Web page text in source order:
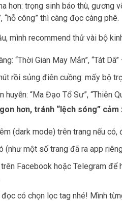
hơn: trọng sinh báo thù, gương
“hỗ công” thì càng đọc càng phê.
mình recommend thử vài bộ
“Thời Gian May Mắn”, “Tát
rồi sủng điên cuồng: mấy bộ
huyễn: “Ma Đạo Tổ Sư”, “Thiên
hơn, tránh “lệch sóng” cảm
(dark mode) trên trang nếu có,
(như một số trang đã ra app
Facebook hoặc Telegram
có chọn lọc tag nhé! Mình